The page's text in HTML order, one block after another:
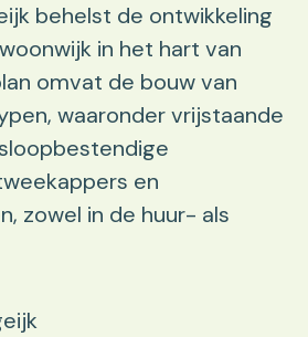
behelst de ontwikkeling
in het hart van
omvat de bouw van
waaronder vrijstaande
en
zowel in de huur- als